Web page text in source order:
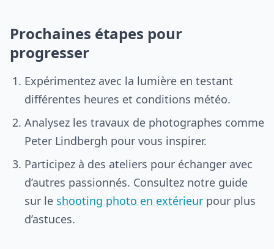
Prochaines étapes pour
progresser
Expérimentez avec la lumière en testant
différentes heures et conditions météo.
Analysez les travaux de photographes comme
Peter Lindbergh pour vous inspirer.
Participez à des ateliers pour échanger avec
d’autres passionnés. Consultez notre guide
sur le shooting photo en extérieur pour plus
d’astuces.